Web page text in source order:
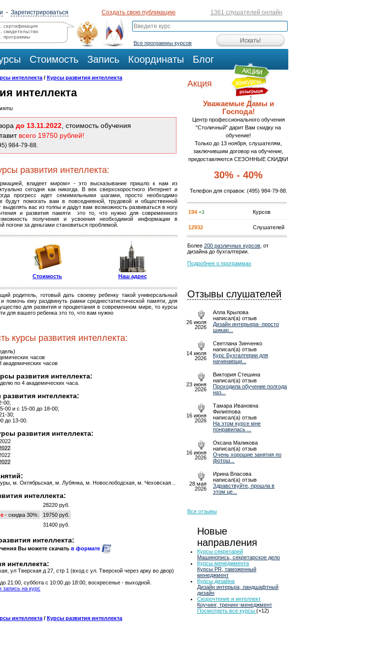
- Зарегистрироваться Создать свою публикацию 1361 слушателей онлайн
сертификация
свидетельство
программы
Все программы курсов
Стоимость Запись Координаты
Блог
интеллекта / Курсы развития интеллекта
интеллекта
до 13.11.2022 , стоимость обучения
всего 19750 рублей!
984-79-88.
развития интеллекта:
владеет миром» - это высказывание пришло к нам из
сегодня как никогда. В век сверхскоростного Интернет и
прогресс идет семимильными шагами, просто необходимо
будут помогать вам в повседневной, трудовой и общественной
вас из толпы и дадут вам возможность развиваться в ногу
и развития памяти это то, что нужно для современного
получения и усвоения необходимой информации в
погони за деньгами становиться проблемой.
Стоимость Наш адрес
родитель, готовый дать своему ребенку такой универсальный
помочь ему раздвинуть рамки среднестатистической памяти, для
для развития и процветания в современном мире, то курсы
для вашего ребенка это то, что вам нужно
курсы развития интеллекта:
часов
академических часов
развития интеллекта:
по 4 академических часа.
интеллекта:
00;
00 и с 15-00 до 18-00;
30;
до 13-00.
развития интеллекта:
м. Октябрьская, м. Лубянка, м. Новослободская, м. Чеховская...
интеллекта:
28220 руб.
- скидка 30%:
19750 руб.
31400 руб.
интеллекта:
Вы можете скачать в формате
интеллекта:
ул Тверская д 27, стр 1 (вход с ул. Тверской через арку во двор)
21:00, суббота с 10:00 до 18:00, воскресенье - выходной.
запись на курс
интеллекта / Курсы развития интеллекта
Акция
Уважаемые Дамы и
Господа!
Центр профессионального обучения
"Столичный" дарит Вам скидку на
обучение!
Только до 13 ноября, слушателям,
заключившим договор на обучение,
предоставляются СЕЗОННЫЕ СКИДКИ
30% - 40%
Телефон для справок: (495) 984-79-88.
194 +3 Курсов
12932 Слушателей
Более 200 различных курсов , от
дизайна до бухгалтерии.
Подробнее о программах
Отзывы слушателей
26 июля
2026
Алла Крылова
написал(а) отзыв
Дизайн интерьера- просто
шикар...
14 июля
2026
Светлана Зинченко
написал(а) отзыв
Курс Бухгалтерии для
начинающи...
23 июня
2026
Виктория Стешина
написал(а) отзыв
Проходила обучение полгода
наз...
16 июня
2026
Тамара Ивановна
Филиппова
написал(а) отзыв
На этом курсе мне
понравилась ...
16 июня
2026
Оксана Маликова
написал(а) отзыв
Очень хорошие занятия по
фотош...
28 мая
2026
Ирина Власова
написал(а) отзыв
Здравствуйте, прошла в
этом це...
Все отзывы
Новые
направления
Курсы секретарей
Машинопись, секретарское дело
Курсы менеджмента
Курсы PR, таможенный
менеджмент
Курсы дизайна
Дизайн интерьра, ландшафтный
дизайн
Скорочтение и интеллект
Коучинг, тренинг-менеджмент
Посмотреть все курсы (+12)